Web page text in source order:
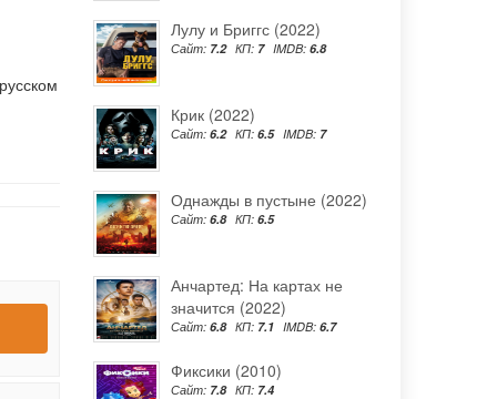
Лулу и Бриггс (2022)
Сайт: 7.2 КП: 7 IMDB: 6.8
Крик (2022)
Сайт: 6.2 КП: 6.5 IMDB: 7
Однажды в пустыне (2022)
Сайт: 6.8 КП: 6.5
Анчартед: На картах не
значится (2022)
Сайт: 6.8 КП: 7.1 IMDB: 6.7
Фиксики (2010)
Сайт: 7.8 КП: 7.4